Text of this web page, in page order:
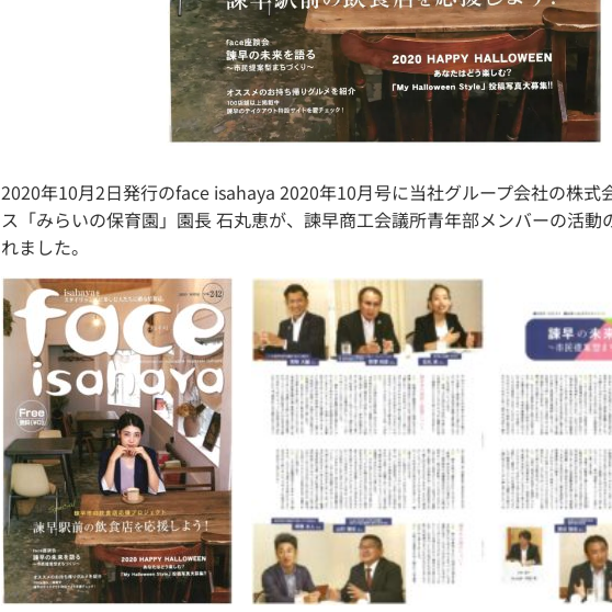
2020年10月2日発行のface isahaya 2020年10月号に当社グループ会社の株式
ス「みらいの保育園」園長 石丸恵が、諫早商工会議所青年部メンバーの活動
れました。